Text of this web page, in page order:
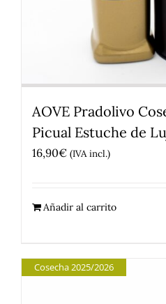
AOVE Pradolivo
Picual Estuche de
16,90€ (IVA incl.)
Añadir al carrito
Cosecha 2025/2026